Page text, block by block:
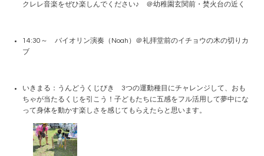
クレレ音楽をぜひ楽しんでください♪ ＠幼稚園玄関前・焚火台の近く
14:30～ バイオリン演奏（Noah）＠礼拝堂前のイチョウの木の切りカ
ブ
いきまる：うんどうくじびき 3つの運動種目にチャレンジして、おも
ちゃが当たるくじを引こう！子どもたちに五感をフル活用して夢中にな
って身体を動かす楽しさを感じてもらえたらと思います。